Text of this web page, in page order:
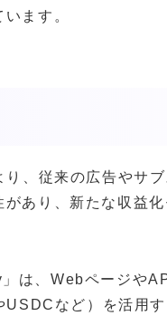
ます。
り、従来の広告やサ
あり、新たな収益
は、Webページや
など）を活用